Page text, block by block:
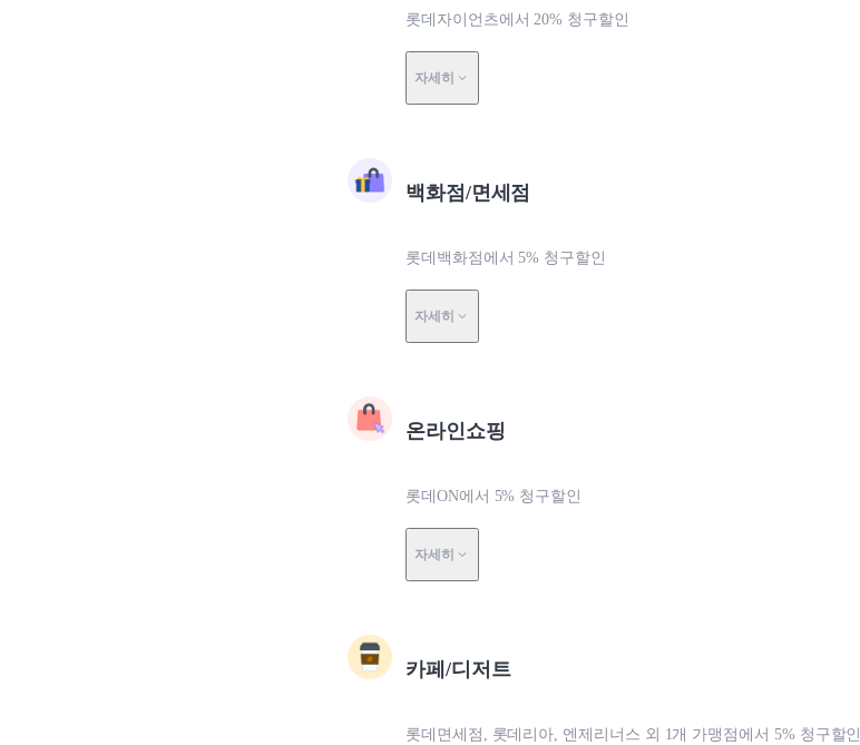
롯데자이언츠에서 20% 청구할인
자세히
백화점/면세점
롯데백화점에서 5% 청구할인
자세히
온라인쇼핑
롯데ON에서 5% 청구할인
자세히
카페/디저트
롯데면세점, 롯데리아, 엔제리너스 외 1개 가맹점에서 5% 청구할인